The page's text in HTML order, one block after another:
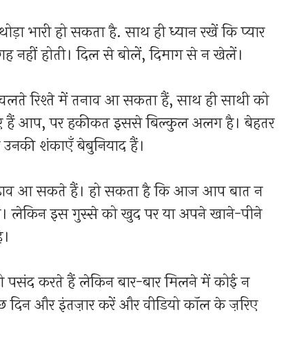
भारी हो सकता है. साथ ही ध्यान रखें कि प्यार
नहीं होती। दिल से बोलें, दिमाग से न खेलें।
रिश्ते में तनाव आ सकता हैं, साथ ही साथी को
हैं आप, पर हकीकत इससे बिल्कुल अलग है। बेहतर
शंकाएँ बेबुनियाद हैं।
आ सकते हैं। हो सकता है कि आज आप बात न
लेकिन इस गुस्से को खुद पर या अपने खाने-पीने
पसंद करते हैं लेकिन बार-बार मिलने में कोई न
दिन और इंतज़ार करें और वीडियो कॉल के ज़रिए